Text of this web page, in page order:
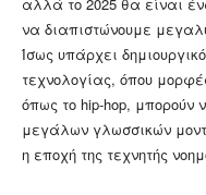
να διαπιστώνουμε
Ίσως υπάρχει
τεχνολογίας, όπου
όπως το hip-hop, μπορούν
μεγάλων γλωσσικών
η εποχή της τεχνητής